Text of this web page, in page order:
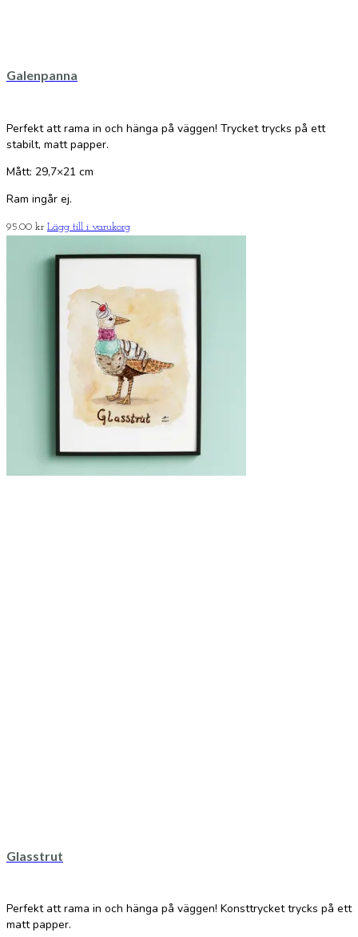
Galenpanna
Perfekt att rama in och hänga på väggen! Trycket trycks på ett
stabilt, matt papper.
Mått: 29,7×21 cm
Ram ingår ej.
95.00 kr Lägg till i varukorg
Glasstrut
Perfekt att rama in och hänga på väggen! Konsttrycket trycks på ett
matt papper.